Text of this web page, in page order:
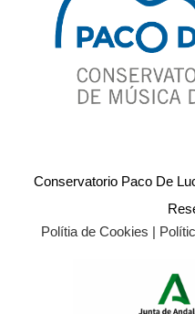
Conservatorio Paco De
Polítia de Cookies |